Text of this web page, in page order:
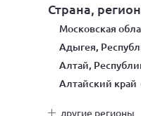
Страна, регион
Московская
Адыгея,
Алтай,
Алтайский край
другие регионы